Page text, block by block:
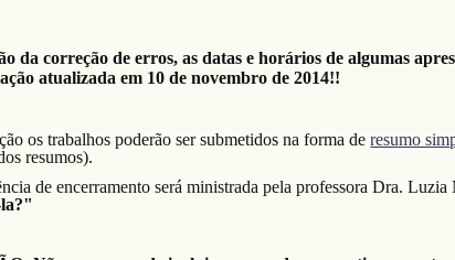
da correção de erros, as datas e horários de algumas
atualizada em 10 de novembro de 2014!!
os trabalhos poderão ser submetidos na forma deresumo
resumos).
de encerramento será ministrada pela professora Dra.